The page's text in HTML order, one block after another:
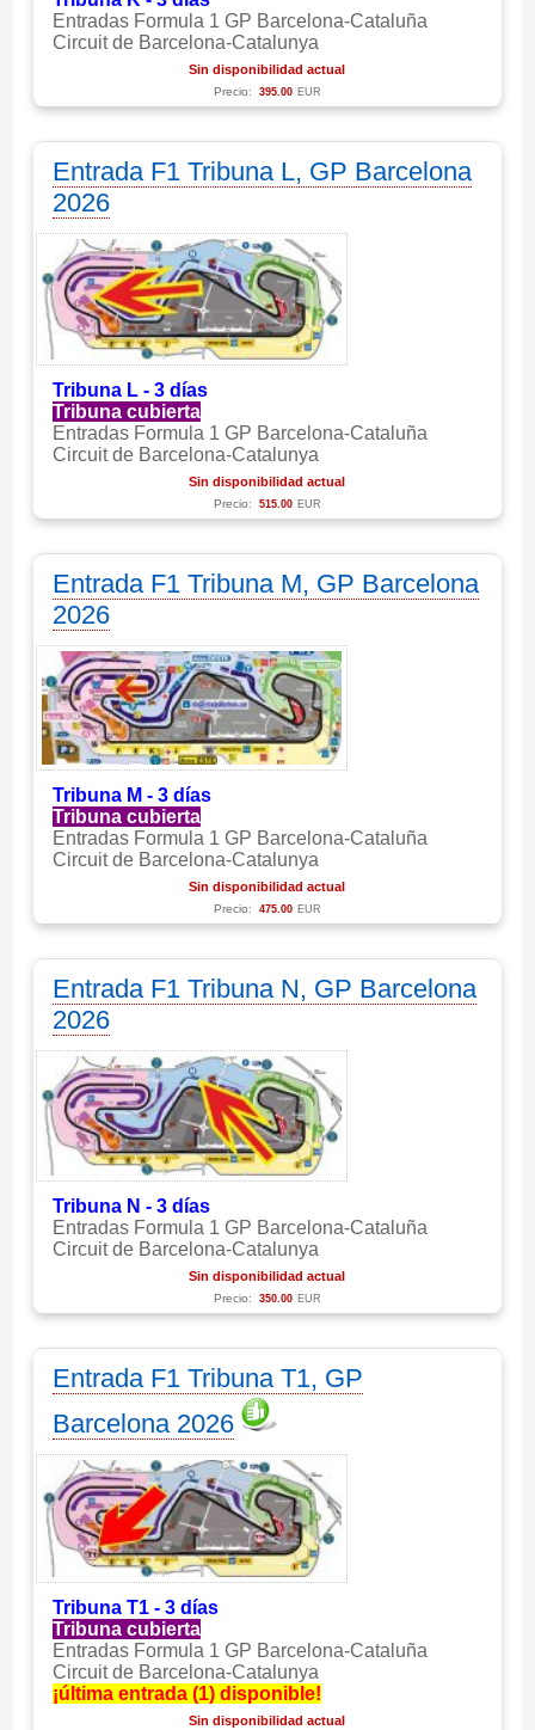
Entradas Formula 1 GP Barcelona-Cataluña
Circuit de Barcelona-Catalunya
Sin disponibilidad actual
Precio: 395.00 EUR
Entrada F1 Tribuna L, GP Barcelona
2026
Tribuna L - 3 días
Tribuna cubierta
Entradas Formula 1 GP Barcelona-Cataluña
Circuit de Barcelona-Catalunya
Sin disponibilidad actual
Precio: 515.00 EUR
Entrada F1 Tribuna M, GP Barcelona
2026
Tribuna M - 3 días
Tribuna cubierta
Entradas Formula 1 GP Barcelona-Cataluña
Circuit de Barcelona-Catalunya
Sin disponibilidad actual
Precio: 475.00 EUR
Entrada F1 Tribuna N, GP Barcelona
2026
Tribuna N - 3 días
Entradas Formula 1 GP Barcelona-Cataluña
Circuit de Barcelona-Catalunya
Sin disponibilidad actual
Precio: 350.00 EUR
Entrada F1 Tribuna T1, GP
Barcelona 2026
Tribuna T1 - 3 días
Tribuna cubierta
Entradas Formula 1 GP Barcelona-Cataluña
Circuit de Barcelona-Catalunya
¡última entrada (1) disponible!
Sin disponibilidad actual